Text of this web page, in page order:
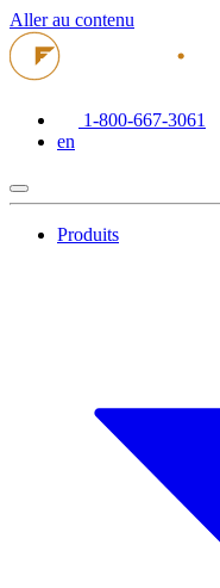
Aller au contenu
1-800-667-3061
en
Produits